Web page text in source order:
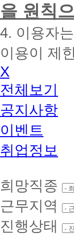
을 원칙
4. 이용자
이용이 제
X
전체보기
공지사항
이벤트
취업정보
희망직종
근무지역
진행상태